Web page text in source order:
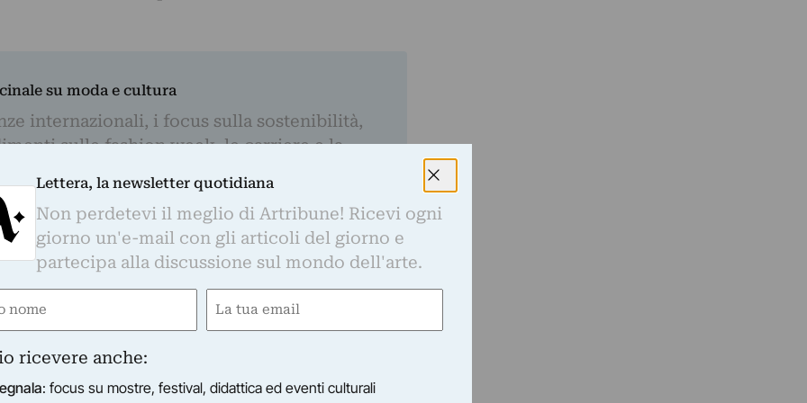
su moda e cultura
internazionali, i focus sulla sostenibilità,
sulle fashion week, le carriere e la
Email
(Obbligatorio)
tenerti informato con regolarità sul mondo dell'arte, nel rispetto della
in
Lettera, la newsletter quotidiana
Non perdetevi il meglio di Artribune! Ricevi ogni
giorno un'e-mail con gli articoli del giorno e
partecipa alla discussione sul mondo dell'arte.
Email
ricevere anche:
: focus su mostre, festival, didattica ed eventi culturali